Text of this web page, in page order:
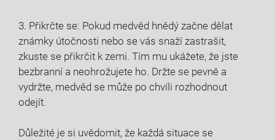
3. Přikrčte se: Pokud medvěd hnědý začne dělat
známky útočnosti nebo se vás snaží zastrašit,
zkuste se přikrčit k zemi. Tím mu ukážete, že jste
bezbranní a neohrožujete ho. Držte se pevně a
vydržte, medvěd se může po chvíli rozhodnout
odejít.
Důležité je si uvědomit, že každá situace se